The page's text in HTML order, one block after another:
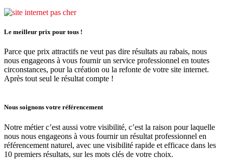
Le meilleur prix pour tous !
Parce que prix attractifs ne veut pas dire résultats au rabais, nous
nous engageons à vous fournir un service professionnel en toutes
circonstances, pour la création ou la refonte de votre site internet.
Après tout seul le résultat compte !
Nous soignons votre référencement
Notre métier c’est aussi votre visibilité, c’est la raison pour laquelle
nous nous engageons à vous fournir un résultat professionnel en
référencement naturel, avec une visibilité rapide et efficace dans les
10 premiers résultats, sur les mots clés de votre choix.